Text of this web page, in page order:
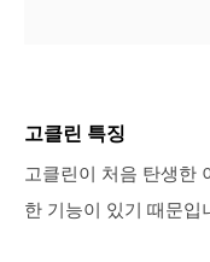
고클린 특징
고클린이 처음 탄생한
한 기능이 있기 때문입